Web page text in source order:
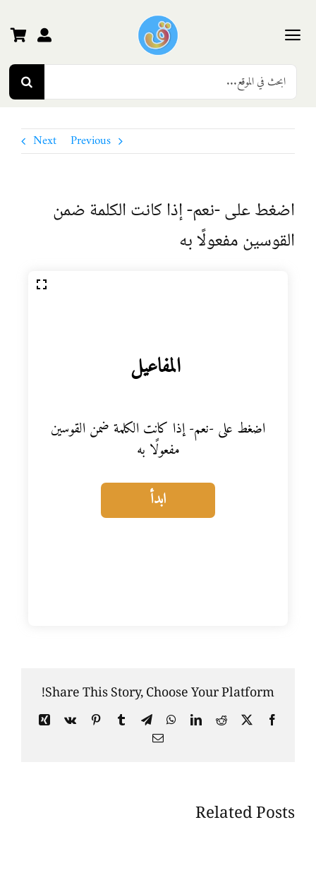
content
Toggle
Navigation
الرئيسية
رياض الأطفال
المرحلة الثانية
Search
for:
Previous
Next
اضغط على -نعم- إذا كانت الكلمة ضمن
القوسين مفعولًا به
المفاعيل
اضغط على -نعم- إذا كانت الكلمة ضمن القوسين
مفعولًا به
Share This Story, Choose Your Platform!
Facebook
X
Reddit
LinkedIn
WhatsApp
Telegram
Tumblr
Pinterest
Vk
Xing
Email
Related Posts